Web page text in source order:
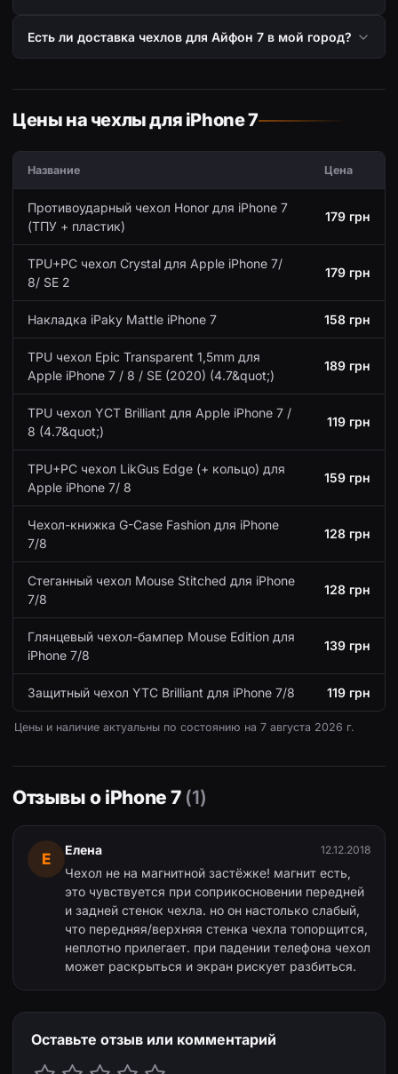
Есть ли доставка чехлов для Айфон 7 в мой город?
Цены на чехлы для iPhone 7
Название Цена
Противоударный чехол Honor для iPhone 7
(ТПУ + пластик)
179 грн
TPU+PC чехол Crystal для Apple iPhone 7/
8/ SE 2
179 грн
Накладка iPaky Mattle iPhone 7 158 грн
TPU чехол Epic Transparent 1,5mm для
Apple iPhone 7 / 8 / SE (2020) (4.7&quot;)
189 грн
TPU чехол YCT Brilliant для Apple iPhone 7 /
8 (4.7&quot;)
119 грн
TPU+PC чехол LikGus Edge (+ кольцо) для
Apple iPhone 7/ 8
159 грн
Чехол-книжка G-Case Fashion для iPhone
7/8
128 грн
Стеганный чехол Mouse Stitched для iPhone
7/8
128 грн
Глянцевый чехол-бампер Mouse Edition для
iPhone 7/8
139 грн
Защитный чехол YTC Brilliant для iPhone 7/8 119 грн
Цены и наличие актуальны по состоянию на 7 августа 2026 г.
Отзывы о iPhone 7 (1)
Е
Елена 12.12.2018
Чехол не на магнитной застёжке! магнит есть,
это чувствуется при соприкосновении передней
и задней стенок чехла. но он настолько слабый,
что передняя/верхняя стенка чехла топорщится,
неплотно прилегает. при падении телефона чехол
может раскрыться и экран рискует разбиться.
Оставьте отзыв или комментарий